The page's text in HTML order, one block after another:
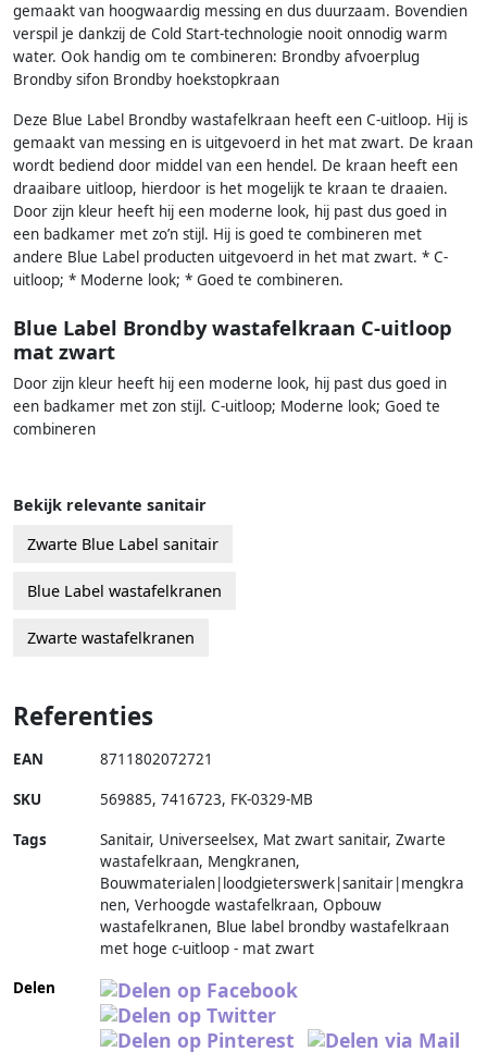
gemaakt van hoogwaardig messing en dus duurzaam. Bovendien
verspil je dankzij de Cold Start-technologie nooit onnodig warm
water. Ook handig om te combineren: Brondby afvoerplug
Brondby sifon Brondby hoekstopkraan
Deze Blue Label Brondby wastafelkraan heeft een C-uitloop. Hij is
gemaakt van messing en is uitgevoerd in het mat zwart. De kraan
wordt bediend door middel van een hendel. De kraan heeft een
draaibare uitloop, hierdoor is het mogelijk te kraan te draaien.
Door zijn kleur heeft hij een moderne look, hij past dus goed in
een badkamer met zo’n stijl. Hij is goed te combineren met
andere Blue Label producten uitgevoerd in het mat zwart. * C-
uitloop; * Moderne look; * Goed te combineren.
Blue Label Brondby wastafelkraan C-uitloop
mat zwart
Door zijn kleur heeft hij een moderne look, hij past dus goed in
een badkamer met zon stijl. C-uitloop; Moderne look; Goed te
combineren
Bekijk relevante sanitair
Zwarte Blue Label sanitair
Blue Label wastafelkranen
Zwarte wastafelkranen
Referenties
EAN 8711802072721
SKU 569885, 7416723, FK-0329-MB
Tags
Sanitair, Universeelsex, Mat zwart sanitair, Zwarte
wastafelkraan, Mengkranen,
Bouwmaterialen|loodgieterswerk|sanitair|mengkra
nen, Verhoogde wastafelkraan, Opbouw
wastafelkranen, Blue label brondby wastafelkraan
met hoge c-uitloop - mat zwart
Delen